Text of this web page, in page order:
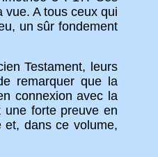
A tous ceux qui
un sûr fondement
Testament, leurs
remarquer que la
connexion avec la
une forte preuve en
dans ce volume,